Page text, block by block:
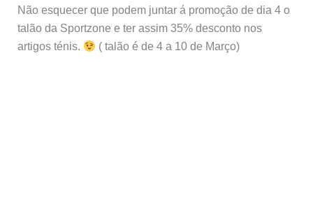
Não esquecer que podem juntar á promoção de dia 4 o
talão da Sportzone e ter assim 35% desconto nos
artigos ténis.
( talão é de 4 a 10 de Março)